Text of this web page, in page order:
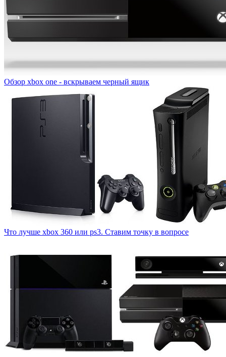
Обзор xbox one - вскрываем черный ящик
Что лучше xbox 360 или ps3. Ставим точку в вопросе